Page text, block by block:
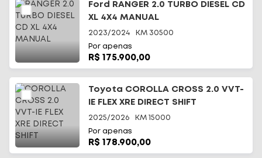
Ford RANGER 2.0 TURBO DIESEL CD
XL 4X4 MANUAL
2023/2024 KM 30500
Por apenas
R$ 175.900,00
Toyota COROLLA CROSS 2.0 VVT-
IE FLEX XRE DIRECT SHIFT
2025/2026 KM 15000
Por apenas
R$ 178.900,00